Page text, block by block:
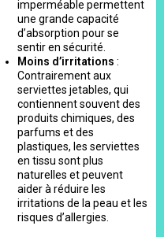
imperméable permettent
une grande capacité
d’absorption pour se
sentir en sécurité.
Moins d’irritations :
Contrairement aux
serviettes jetables, qui
contiennent souvent des
produits chimiques, des
parfums et des
plastiques, les serviettes
en tissu sont plus
naturelles et peuvent
aider à réduire les
irritations de la peau et les
risques d’allergies.